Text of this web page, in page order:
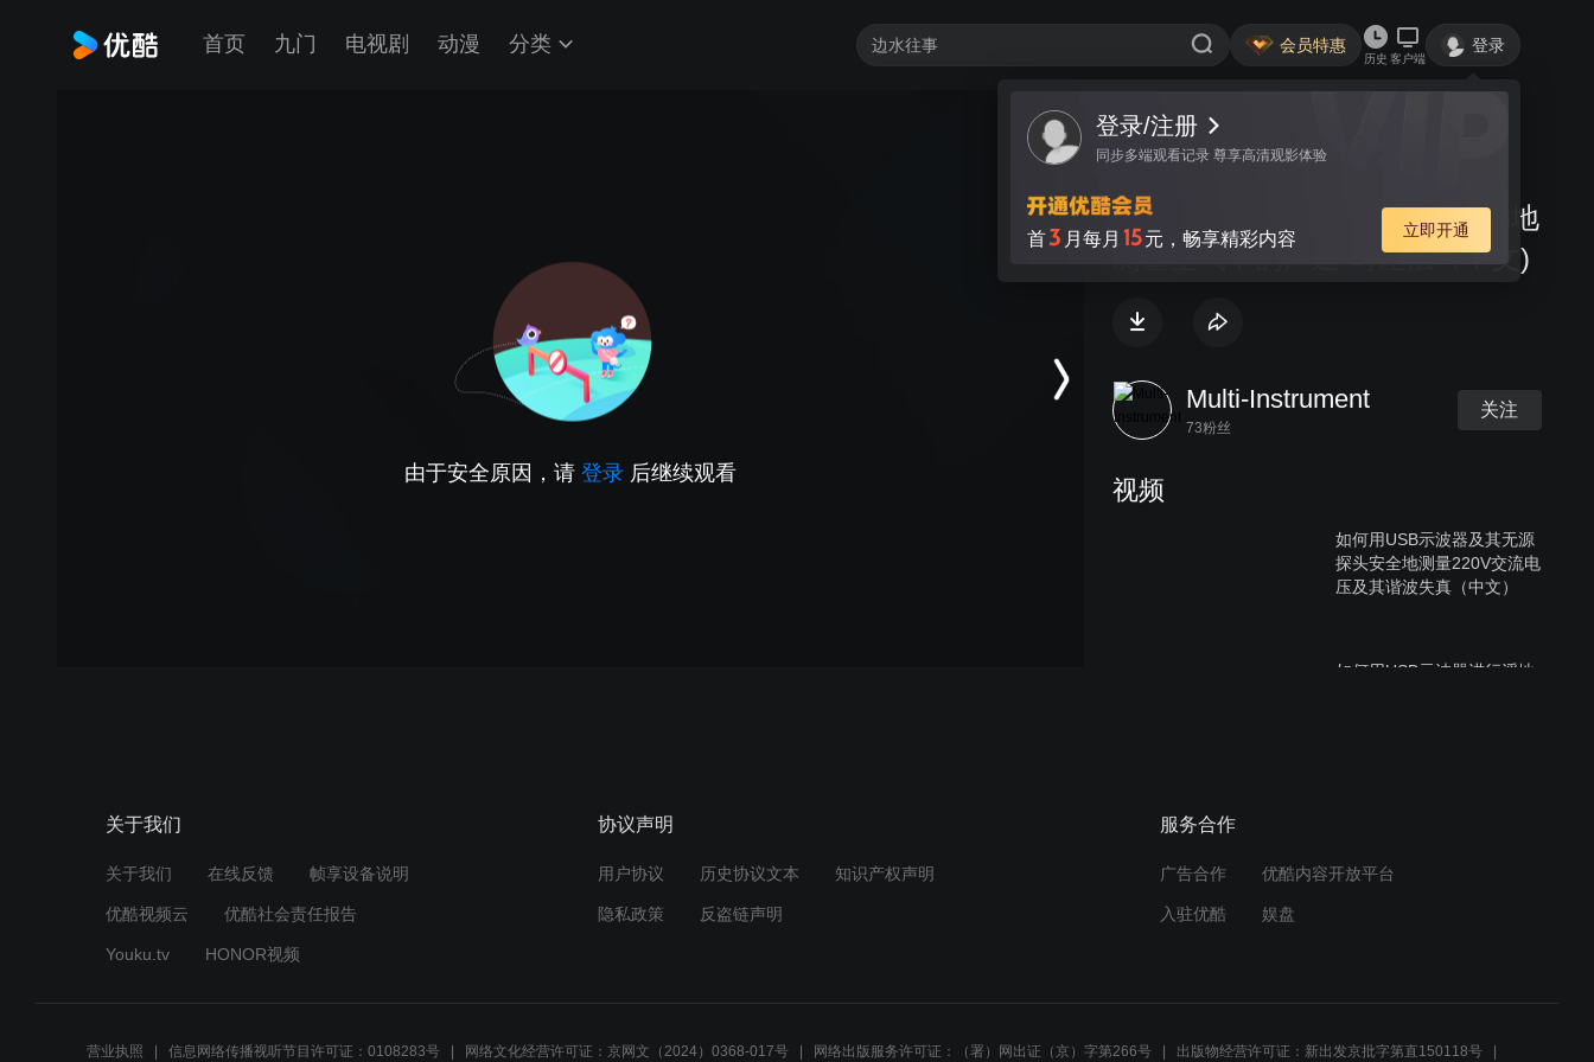
首页 九门 电视剧 动漫 分类 会员特惠
历史 客户端
登录
登录/注册
同步多端观看记录 尊享高清观影体验
首3 月每月 15元，畅享精彩内容 立即开通
由于安全原因，请 登录 后继续观看
视频 讨论
如何用电脑声卡和两个话筒准确地
测量空气中的声速-时差法（中文)
Multi-Instrument
73粉丝
关注
视频
如何用USB示波器及其无源
探头安全地测量220V交流电
压及其谐波失真（中文）
如何用USB示波器进行浮地
关于我们
关于我们 在线反馈 帧享设备说明
优酷视频云 优酷社会责任报告
Youku.tv HONOR视频
协议声明
用户协议 历史协议文本 知识产权声明
隐私政策 反盗链声明
服务合作
广告合作 优酷内容开放平台
入驻优酷 娱盘
营业执照 信息网络传播视听节目许可证：0108283号 网络文化经营许可证：京网文（2024）0368-017号 网络出版服务许可证：（署）网出证（京）字第266号 出版物经营许可证：新出发京批字第直150118号